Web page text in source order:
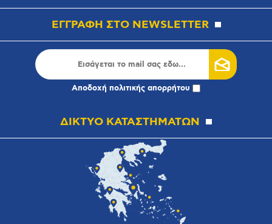
ΕΓΓΡΑΦΗ ΣΤΟ NEWSLETTER
Αποδοχή πολιτικής απορρήτου
ΔΙΚΤΥΟ ΚΑΤΑΣΤΗΜΑΤΩΝ